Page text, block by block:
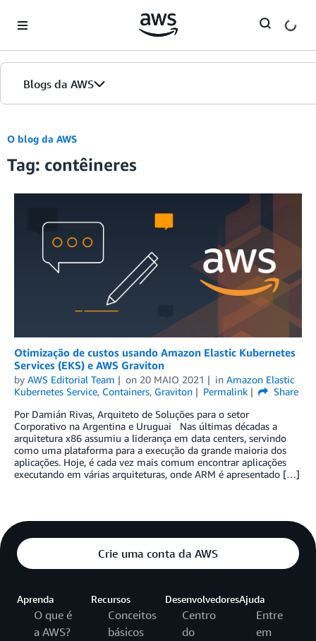
Blogs da AWS
Página inicial
Edições
O blog da AWS
Tag: contêineres
Otimização de custos usando Amazon Elastic Kubernetes
Services (EKS) e AWS Graviton
by AWS Editorial Team on 20 MAIO 2021 in Amazon Elastic
Kubernetes Service, Containers, Graviton Permalink
Share
Por Damián Rivas, Arquiteto de Soluções para o setor
Corporativo na Argentina e Uruguai Nas últimas décadas a
arquitetura x86 assumiu a liderança em data centers, servindo
como uma plataforma para a execução da grande maioria dos
aplicações. Hoje, é cada vez mais comum encontrar aplicações
executando em várias arquiteturas, onde ARM é apresentado […]
Crie uma conta da AWS
Aprenda
O que é
a AWS?
Recursos
Conceitos
básicos
Desenvolvedores
Centro
do
Ajuda
Entre
em